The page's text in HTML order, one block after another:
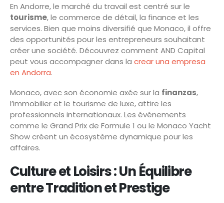
En Andorre, le marché du travail est centré sur le
tourisme, le commerce de détail, la finance et les
services. Bien que moins diversifié que Monaco, il offre
des opportunités pour les entrepreneurs souhaitant
créer une société. Découvrez comment AND Capital
peut vous accompagner dans la crear una empresa
en Andorra.
Monaco, avec son économie axée sur la finanzas,
l’immobilier et le tourisme de luxe, attire les
professionnels internationaux. Les événements
comme le Grand Prix de Formule 1 ou le Monaco Yacht
Show créent un écosystème dynamique pour les
affaires.
Culture et Loisirs : Un Équilibre
entre Tradition et Prestige